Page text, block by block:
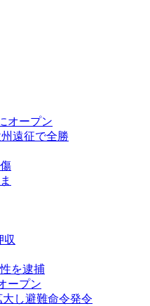
オープン
遠征で全勝
収
を逮捕
ープン
し避難命令発令